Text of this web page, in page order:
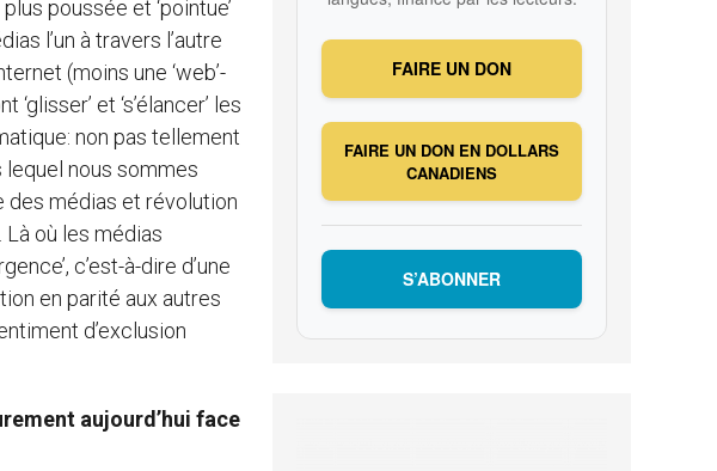
poussée et ‘pointue’
l’un à travers l’autre
(moins une ‘web’-
et ‘s’élancer’ les
non pas tellement
lequel nous sommes
des médias et révolution
Là où les médias
c’est-à-dire d’une
en parité aux autres
d’exclusion
aujourd’hui face
FAIRE UN DON
FAIRE UN DON EN DOLLARS
CANADIENS
S’ABONNER